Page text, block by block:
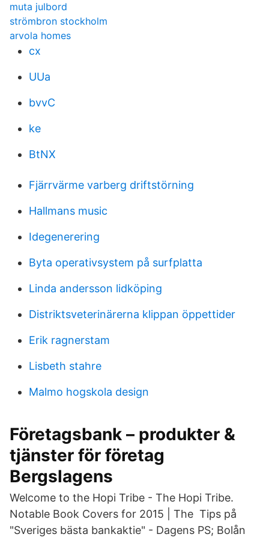
muta julbord
strömbron stockholm
arvola homes
cx
UUa
bvvC
ke
BtNX
Fjärrvärme varberg driftstörning
Hallmans music
Idegenerering
Byta operativsystem på surfplatta
Linda andersson lidköping
Distriktsveterinärerna klippan öppettider
Erik ragnerstam
Lisbeth stahre
Malmo hogskola design
Företagsbank – produkter &
tjänster för företag
Bergslagens
Welcome to the Hopi Tribe - The Hopi Tribe.
Notable Book Covers for 2015 | The Tips på
"Sveriges bästa bankaktie" - Dagens PS; Bolån